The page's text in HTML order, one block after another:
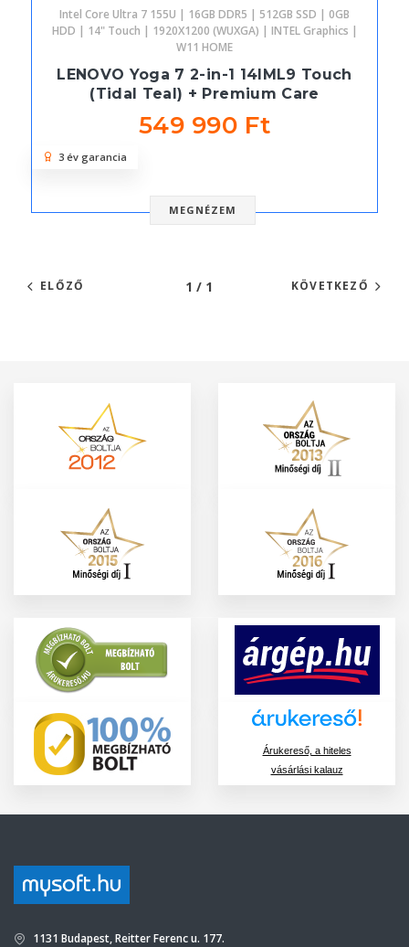
Intel Core Ultra 7 155U | 16GB DDR5 | 512GB SSD | 0GB
HDD | 14" Touch | 1920X1200 (WUXGA) | INTEL Graphics |
W11 HOME
LENOVO Yoga 7 2-in-1 14IML9 Touch
(Tidal Teal) + Premium Care
549 990 Ft
MEGNÉZEM
3 év garancia
ELŐZŐ 1 / 1 KÖVETKEZŐ
Árukereső, a hiteles
vásárlási kalauz
1131 Budapest, Reitter Ferenc u. 177.